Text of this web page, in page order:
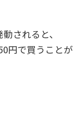
されると、
円で買うことが